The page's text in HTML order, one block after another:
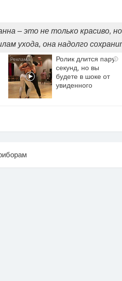
– это не только красиво,
ухода, она надолго
i
Ролик длится пару
секунд, но вы
будете в шоке от
увиденного